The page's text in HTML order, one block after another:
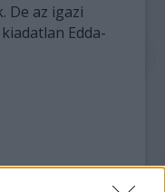
De az igazi
Edda-